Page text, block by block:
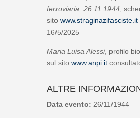
ferroviaria, 26.11.1944 ,
sito www.straginazifasciste.it
16/5/2025
Maria Luisa Alessi, profilo
sul sito www.anpi.it
ALTRE
Data evento: 26/11/1944